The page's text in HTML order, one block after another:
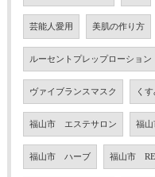
芸能人愛用 美肌の作り方
ルーセントプレップローション
ヴァイブランスマスク く
福山市 エステサロン 福
福山市 ハーブ 福山市